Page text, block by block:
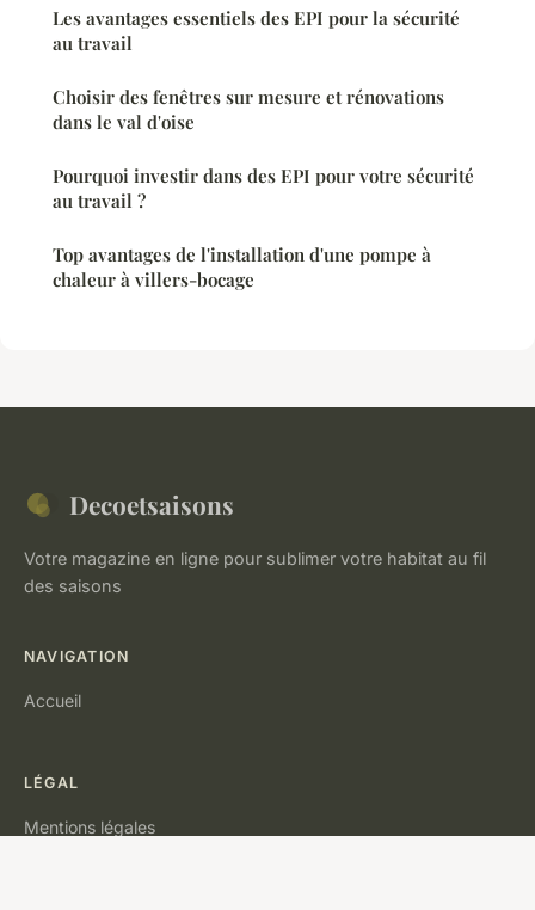
Les avantages essentiels des EPI pour la sécurité
au travail
Choisir des fenêtres sur mesure et rénovations
dans le val d'oise
Pourquoi investir dans des EPI pour votre sécurité
au travail ?
Top avantages de l'installation d'une pompe à
chaleur à villers-bocage
Decoetsaisons
Votre magazine en ligne pour sublimer votre habitat au fil
des saisons
NAVIGATION
Accueil
LÉGAL
Mentions légales